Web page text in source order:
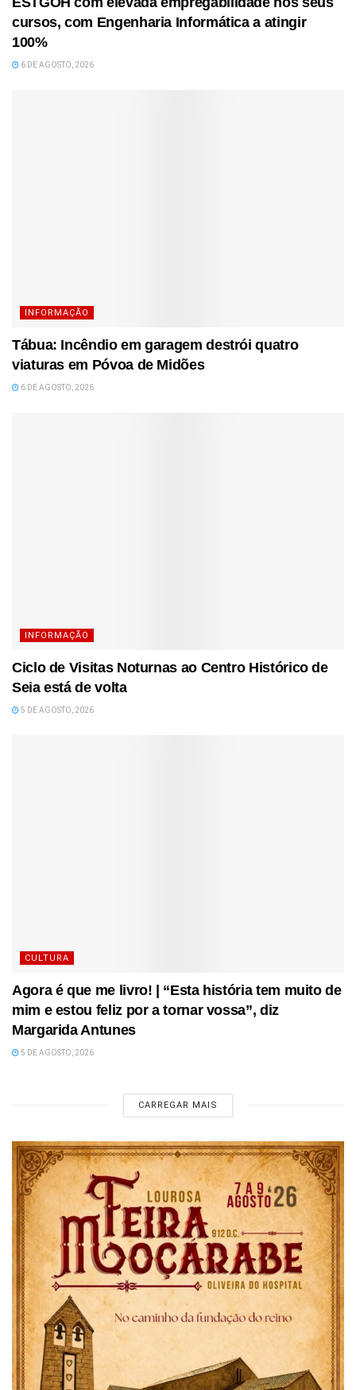
cursos, com Engenharia Informática a atingir
100%
6 DE AGOSTO, 2026
INFORMAÇÃO
Tábua: Incêndio em garagem destrói quatro
viaturas em Póvoa de Midões
6 DE AGOSTO, 2026
INFORMAÇÃO
Ciclo de Visitas Noturnas ao Centro Histórico de
Seia está de volta
5 DE AGOSTO, 2026
CULTURA
Agora é que me livro! | “Esta história tem muito de
mim e estou feliz por a tornar vossa”, diz
Margarida Antunes
5 DE AGOSTO, 2026
CARREGAR MAIS